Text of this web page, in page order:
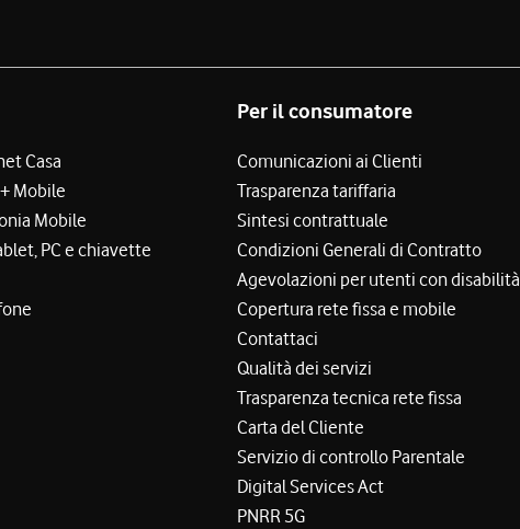
Casa
Mobile
Mobile
PC e chiavette
Per il consumatore
Comunicazioni ai Clienti
Trasparenza tariffaria
Sintesi contrattuale
Condizioni Generali di Contratto
Agevolazioni per utenti con disabilità
Copertura rete fissa e mobile
Contattaci
Qualità dei servizi
Trasparenza tecnica rete fissa
Carta del Cliente
Servizio di controllo Parentale
Digital Services Act
PNRR 5G